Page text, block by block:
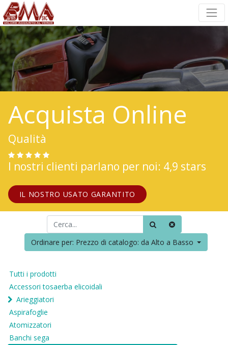
Acquista Online
Qualità
I nostri clienti parlano per noi: 4,9 stars
IL NOSTRO USATO GARANTITO
Ordinare per: Prezzo di catalogo: da Alto a Basso
Tutti i prodotti
Accessori tosaerba elicoidali
Arieggiatori
Aspirafoglie
Atomizzatori
Banchi sega